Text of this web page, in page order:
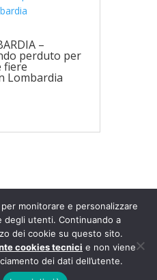
–
perduto per
fiere
Lombardia
Via Gustavo Fara, 35 - 20124
Capitale sociale i.v.
• REA MI-1422254
monitorare e personalizzare
degli utenti. Continuando a
dei cookie su questo sito.
cookies tecnici e non viene
dei dati dell’utente.